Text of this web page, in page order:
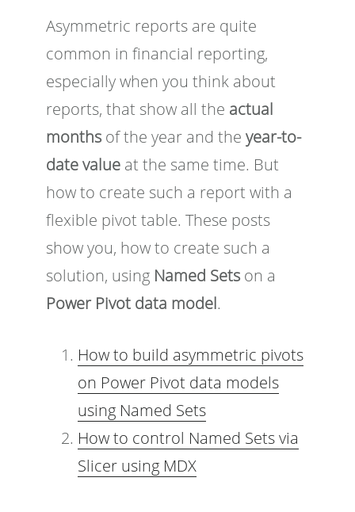
Asymmetric reports are quite
common in financial reporting,
especially when you think about
reports, that show all the actual
months of the year and theyear-to-
date value at the same time. But
how to create such a report with a
flexible pivot table. These posts
show you, how to create such a
solution, using Named Sets on a
Power Pivot data model.
How to build asymmetric pivots
on Power Pivot data models
using Named Sets
How to control Named Sets via
Slicer using MDX